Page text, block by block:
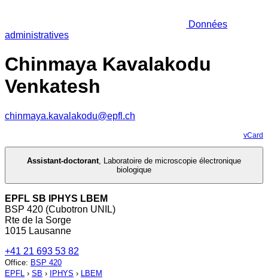
Données
administratives
Chinmaya Kavalakodu
Venkatesh
chinmaya.kavalakodu@epfl.ch
vCard
Assistant-doctorant, Laboratoire de microscopie électronique
biologique
EPFL SB IPHYS LBEM
BSP 420 (Cubotron UNIL)
Rte de la Sorge
1015 Lausanne
+41 21 693 53 82
Office: BSP 420
EPFL › SB › IPHYS › LBEM